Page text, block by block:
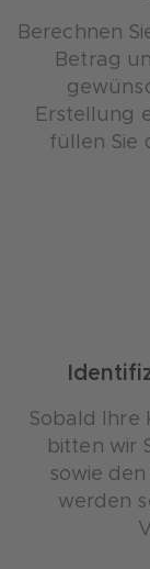
Berechnen
Betrag
Erstellung
füllen Sie
Sobald Ihre
bitten wir
sowie
werden